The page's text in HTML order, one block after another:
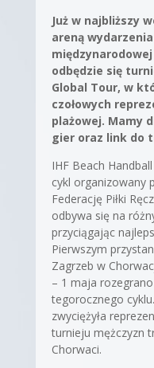
Już w najbliższy
areną
odbędzie się
Global Tour, w
czołowych
plażowej. Mamy
gier oraz link do
IHF Beach
cykl organizowany
Federację Piłki
odbywa się na
przyciągając
Pierwszym
Zagrzeb w
– 1 maja
tegorocznego
zwyciężyła
turnieju mężczyzn
Chorwaci.